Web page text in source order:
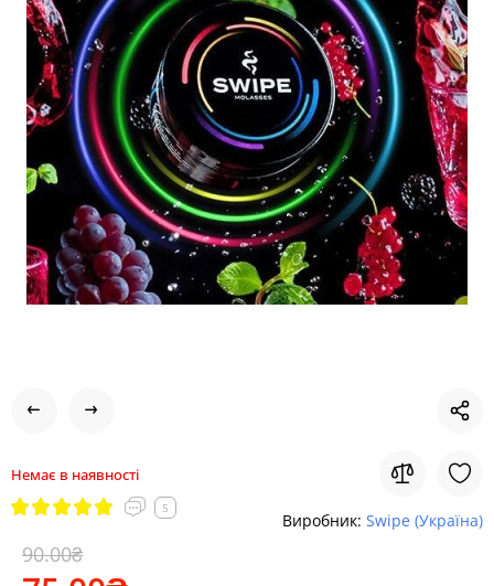
Немає в наявності
5
Виробник: Swipe (Україна)
90.00₴